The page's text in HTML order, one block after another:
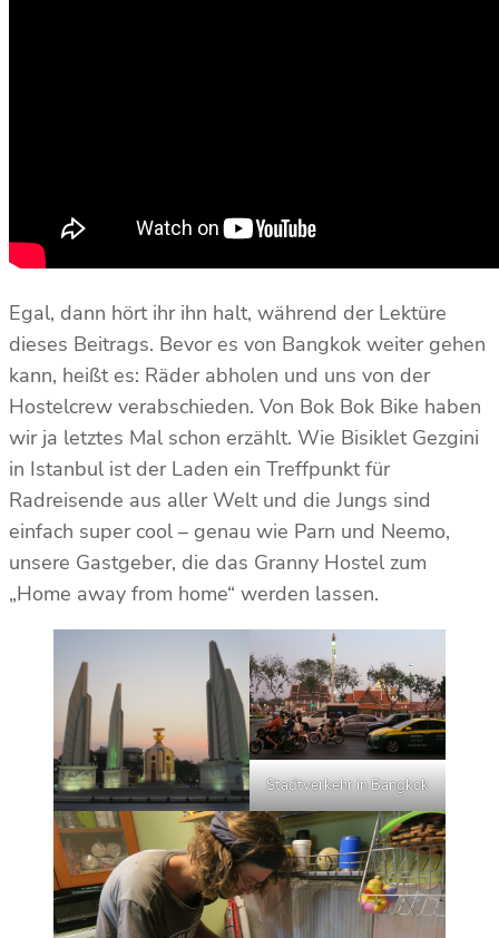
Egal, dann hört ihr ihn halt, während der Lektüre
dieses Beitrags. Bevor es von Bangkok weiter gehen
kann, heißt es: Räder abholen und uns von der
Hostelcrew verabschieden. Von Bok Bok Bike haben
wir ja letztes Mal schon erzählt. Wie Bisiklet Gezgini
in Istanbul ist der Laden ein Treffpunkt für
Radreisende aus aller Welt und die Jungs sind
einfach super cool – genau wie Parn und Neemo,
unsere Gastgeber, die das Granny Hostel zum
„Home away from home“ werden lassen.
Stadtverkehr in Bangkok